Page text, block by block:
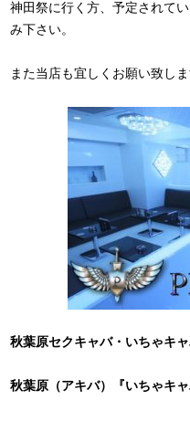
神田祭に行く方、予定されて
み下さい。
また当店も宜しくお願い致し
秋葉原セクキャバ・いちゃキ
秋葉原（アキバ）『いちゃキ